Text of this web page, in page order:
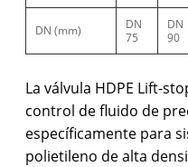
DN (mm)
DN
75
DN
90
La válvula HDPE Lift-
control de fluido de
específicamente para
polietileno de alta